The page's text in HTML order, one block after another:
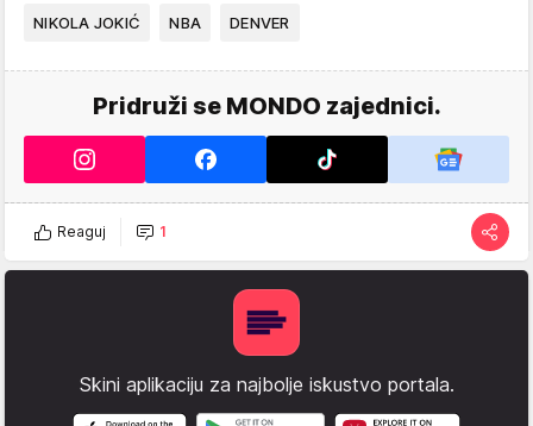
NIKOLA JOKIĆ NBA DENVER
Pridruži se MONDO zajednici.
Reaguj 1
Skini aplikaciju za najbolje iskustvo portala.